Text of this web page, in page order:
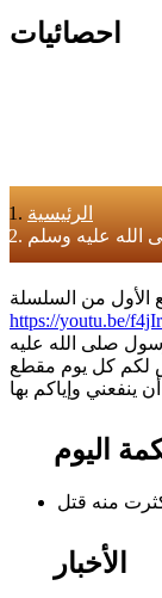
احصائيات
الرئيسية
الله عليه وسلم
https://youtu.be/
صلى الله عليه
كل يوم مقطع
ينفعني وإياكم بها
اليوم
الأخبار